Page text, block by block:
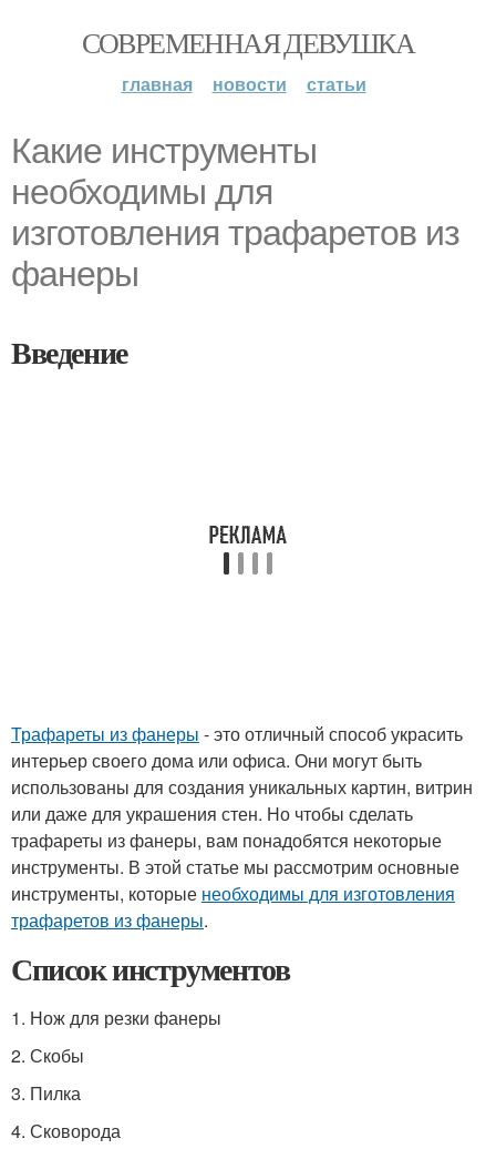
СОВРЕМЕННАЯ ДЕВУШКА
главная новости статьи
Какие инструменты
необходимы для
изготовления трафаретов из
фанеры
Введение
Трафареты из фанеры - это отличный способ украсить
интерьер своего дома или офиса. Они могут быть
использованы для создания уникальных картин, витрин
или даже для украшения стен. Но чтобы сделать
трафареты из фанеры, вам понадобятся некоторые
инструменты. В этой статье мы рассмотрим основные
инструменты, которые необходимы для изготовления
трафаретов из фанеры.
Список инструментов
1. Нож для резки фанеры
2. Скобы
3. Пилка
4. Сковорода